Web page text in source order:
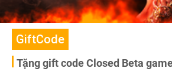
GiftCode
Tặng gift code Closed Beta